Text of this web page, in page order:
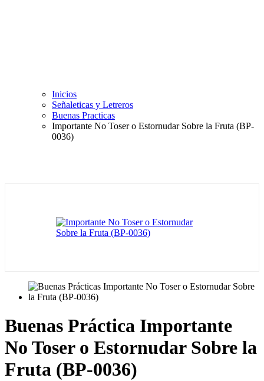
Inicios
Señaleticas y Letreros
Buenas Practicas
Importante No Toser o Estornudar Sobre la Fruta (BP-
0036)
Buenas Práctica Importante
No Toser o Estornudar Sobre la
Fruta (BP-0036)